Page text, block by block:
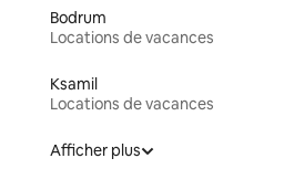
Bodrum
Locations de vacances
Ksamil
Locations de vacances
Afficher plus